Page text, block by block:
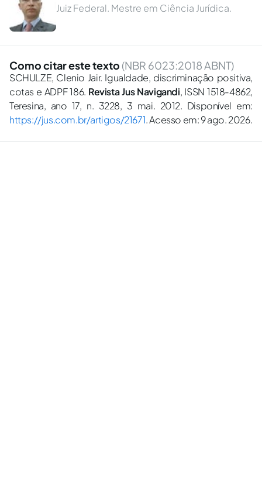
Juiz Federal. Mestre em Ciência Jurídica.
Como citar este texto (NBR 6023:2018 ABNT)
SCHULZE, Clenio Jair. Igualdade, discriminação positiva,
cotas e ADPF 186. Revista Jus Navigandi, ISSN 1518-4862,
Teresina, ano 17, n. 3228, 3 mai. 2012. Disponível em:
https://jus.com.br/artigos/21671. Acesso em: 9 ago. 2026.